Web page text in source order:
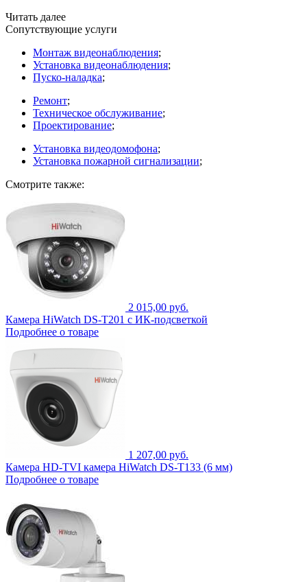
Читать далее
Сопутствующие услуги
Монтаж видеонаблюдения;
Установка видеонаблюдения;
Пуско-наладка;
Ремонт;
Техническое обслуживание;
Проектирование;
Установка видеодомофона;
Установка пожарной сигнализации;
Смотрите также:
2 015,00 руб.
Камера HiWatch DS-T201 с ИК-подсветкой
Подробнее о товаре
1 207,00 руб.
Камера HD-TVI камера HiWatch DS-T133 (6 мм)
Подробнее о товаре